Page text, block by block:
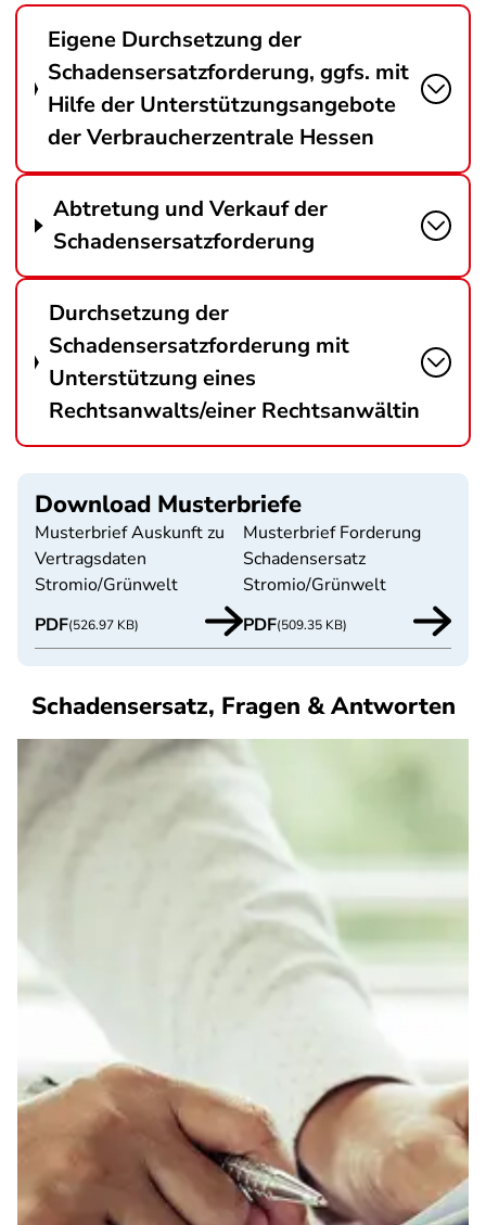
Eigene Durchsetzung der
Schadensersatzforderung, ggfs. mit
Hilfe der Unterstützungsangebote
der Verbraucherzentrale Hessen
Abtretung und Verkauf der
Schadensersatzforderung
Durchsetzung der
Schadensersatzforderung mit
Unterstützung eines
Rechtsanwalts/einer Rechtsanwältin
Download Musterbriefe
Musterbrief Auskunft zu
Vertragsdaten
Stromio/Grünwelt
PDF(526.97 KB)
Musterbrief Forderung
Schadensersatz
Stromio/Grünwelt
PDF(509.35 KB)
Schadensersatz, Fragen & Antworten